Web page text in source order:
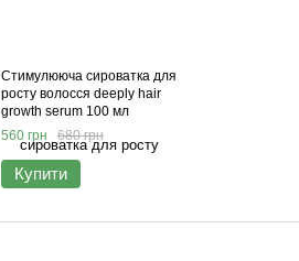
Стимулююча сироватка для
росту волосся deeply hair
growth serum 100 мл
560 грн
680 грн
Купити